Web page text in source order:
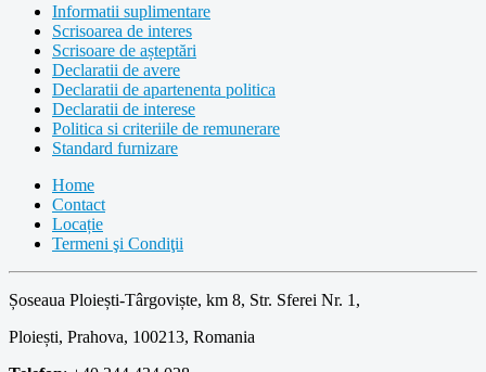
Informatii suplimentare
Scrisoarea de interes
Scrisoare de așteptări
Declaratii de avere
Declaratii de apartenenta politica
Declaratii de interese
Politica si criteriile de remunerare
Standard furnizare
Home
Contact
Locație
Termeni şi Condiţii
Șoseaua Ploiești-Târgoviște, km 8, Str. Sferei Nr. 1,
Ploiești, Prahova, 100213, Romania